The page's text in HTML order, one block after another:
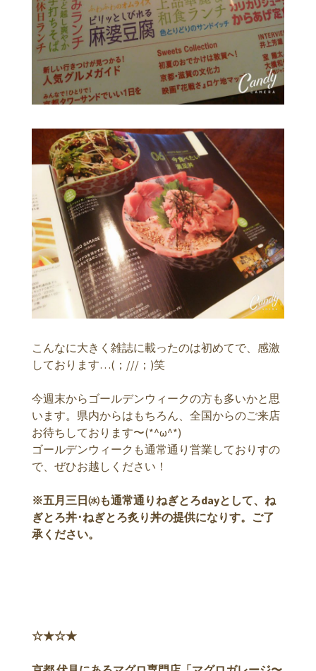
こんなに大きく雑誌に載ったのは初めてで、感激
しております…(；///；)笑
今週末からゴールデンウィークの方も多いかと思
います。県内からはもちろん、全国からのご来店
お待ちしております〜(*^ω^*)
ゴールデンウィークも通常通り営業しておりすの
で、ぜひお越しください！
※五月三日㈬も通常通りねぎとろdayとして、ね
ぎとろ丼･ねぎとろ炙り丼の提供になりす。ご了
承ください。
☆★☆★